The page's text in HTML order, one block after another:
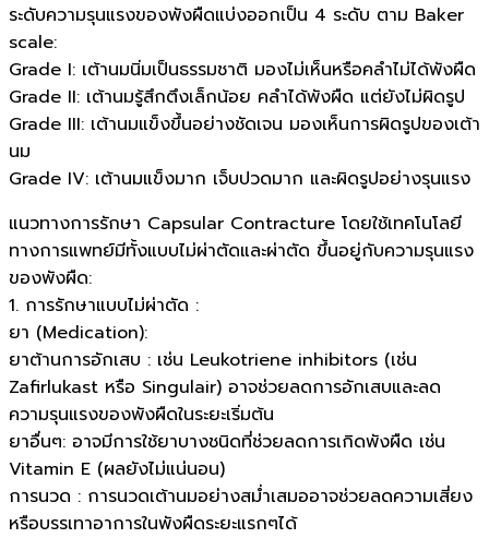
ระดับความรุนแรงของพังผืดแบ่งออกเป็น 4 ระดับ ตาม Baker
scale:
Grade I: เต้านมนิ่มเป็นธรรมชาติ มองไม่เห็นหรือคลำไม่ได้พังผืด
Grade II: เต้านมรู้สึกตึงเล็กน้อย คลำได้พังผืด แต่ยังไม่ผิดรูป
Grade III: เต้านมแข็งขึ้นอย่างชัดเจน มองเห็นการผิดรูปของเต้า
นม
Grade IV: เต้านมแข็งมาก เจ็บปวดมาก และผิดรูปอย่างรุนแรง
แนวทางการรักษา Capsular Contracture โดยใช้เทคโนโลยี
ทางการแพทย์มีทั้งแบบไม่ผ่าตัดและผ่าตัด ขึ้นอยู่กับความรุนแรง
ของพังผืด:
1. การรักษาแบบไม่ผ่าตัด :
ยา (Medication):
ยาต้านการอักเสบ : เช่น Leukotriene inhibitors (เช่น
Zafirlukast หรือ Singulair) อาจช่วยลดการอักเสบและลด
ความรุนแรงของพังผืดในระยะเริ่มต้น
ยาอื่นๆ: อาจมีการใช้ยาบางชนิดที่ช่วยลดการเกิดพังผืด เช่น
Vitamin E (ผลยังไม่แน่นอน)
การนวด : การนวดเต้านมอย่างสม่ำเสมออาจช่วยลดความเสี่ยง
หรือบรรเทาอาการในพังผืดระยะแรกๆได้